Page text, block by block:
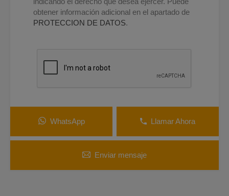
obtener información adicional en el apartado de
PROTECCION DE DATOS.
WhatsApp Llamar Ahora
Enviar mensaje